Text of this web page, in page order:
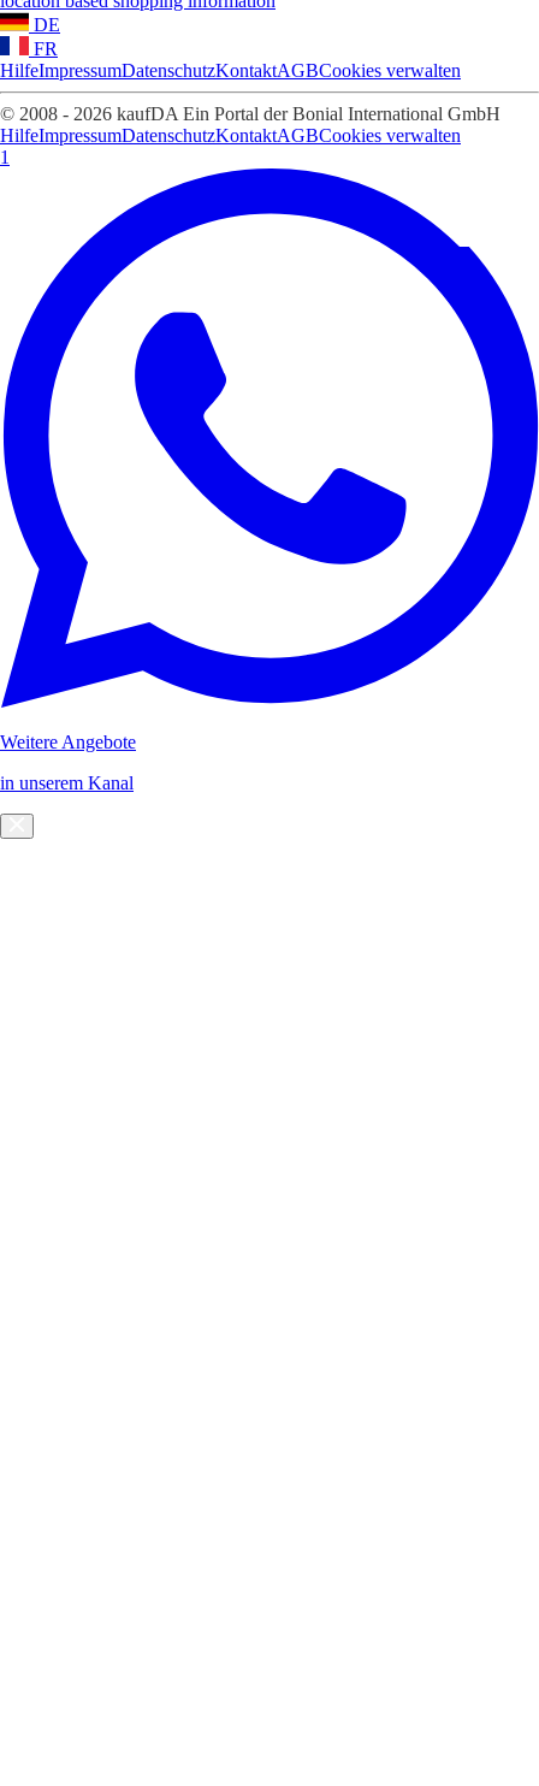
DE
FR
HilfeImpressumDatenschutzKontaktAGBCookies verwalten
© 2008 - 2026 kaufDA Ein Portal der Bonial International GmbH
HilfeImpressumDatenschutzKontaktAGBCookies verwalten
1
Weitere Angebote
in unserem Kanal